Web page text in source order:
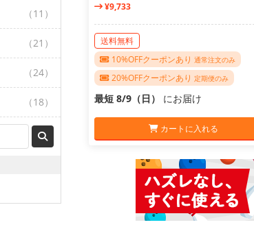
（11）
（21）
（24）
（18）
¥9,733
送料無料
10%OFFクーポンあり 通常注文のみ
20%OFFクーポンあり 定期便のみ
最短 8/9（日） にお届け
カートに入れる